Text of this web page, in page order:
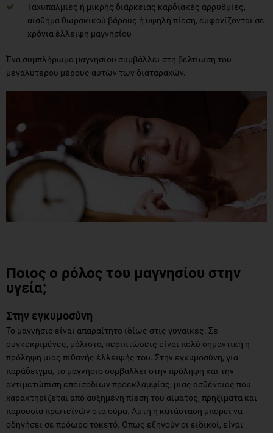
Ταχυπαλμίες ή μικρής διάρκειας καρδιακές αρρυθμίες,
αίσθημα θωρακικού βάρους ή υψηλή πίεση, εμφανίζονται σε
χρόνια έλλειψη μαγνησίου
Ένα συμπλήρωμα μαγνησίου συμβάλλει στη βελτίωση του
μεγαλύτερου μέρους αυτών των διαταραχών.
Ποιος ο ρόλος του μαγνησίου στην
υγεία;
Στην εγκυμοσύνη
Το μαγνήσιο είναι απαραίτητο ιδίως στις γυναίκες. Σε
συγκεκριμένες, μάλιστα, περιπτώσεις είναι πολύ σημαντική η
πρόληψη μιας πιθανής έλλειψής του. Στην εγκυμοσύνη, για
παράδειγμα, το μαγνήσιο συμβάλλει στην πρόληψη και την
αντιμετώπιση επεισοδίων προεκλαμψίας, μιας ασθένειας που
χαρακτηρίζεται από αυξημένη πίεση του αίματος, πρηξίματα και
παρουσία πρωτεϊνών στα ούρα. Αυτή η κατάσταση μπορεί να
οδηγήσει σε πρόωρο τοκετό. Όπως εξηγούν οι ειδικοί, είναι